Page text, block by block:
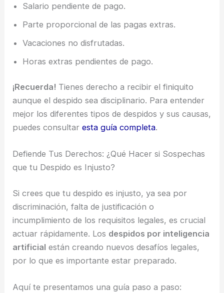
Salario pendiente de pago.
Parte proporcional de las pagas extras.
Vacaciones no disfrutadas.
Horas extras pendientes de pago.
¡Recuerda! Tienes derecho a recibir el finiquito
aunque el despido sea disciplinario. Para entender
mejor los diferentes tipos de despidos y sus causas,
puedes consultaresta guía completa.
Defiende Tus Derechos: ¿Qué Hacer si Sospechas
que tu Despido es Injusto?
Si crees que tu despido es injusto, ya sea por
discriminación, falta de justificación o
incumplimiento de los requisitos legales, es crucial
actuar rápidamente. Los despidos por inteligencia
artificial están creando nuevos desafíos legales,
por lo que es importante estar preparado.
Aquí te presentamos una guía paso a paso: